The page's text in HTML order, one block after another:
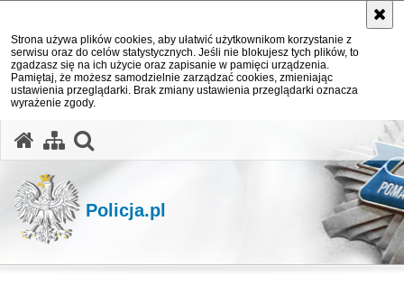
Strona używa plików cookies, aby ułatwić użytkownikom korzystanie z
serwisu oraz do celów statystycznych. Jeśli nie blokujesz tych plików, to
zgadzasz się na ich użycie oraz zapisanie w pamięci urządzenia.
Pamiętaj, że możesz samodzielnie zarządzać cookies, zmieniając
ustawienia przeglądarki. Brak zmiany ustawienia przeglądarki oznacza
wyrażenie zgody.
Policja.pl